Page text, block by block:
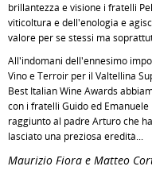
brillantezza e visione i fratelli
viticoltura e dell'enologia e
valore per se stessi ma
All'indomani dell'ennesimo
Vino e Terroir per il Valtellina
Best Italian Wine Awards
con i fratelli Guido ed
raggiunto al padre Arturo che
lasciato una preziosa eredità...
Maurizio Fiora e Matteo